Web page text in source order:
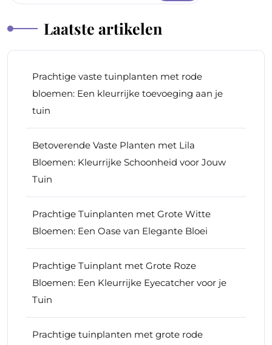
Laatste artikelen
Prachtige vaste tuinplanten met rode
bloemen: Een kleurrijke toevoeging aan je
tuin
Betoverende Vaste Planten met Lila
Bloemen: Kleurrijke Schoonheid voor Jouw
Tuin
Prachtige Tuinplanten met Grote Witte
Bloemen: Een Oase van Elegante Bloei
Prachtige Tuinplant met Grote Roze
Bloemen: Een Kleurrijke Eyecatcher voor je
Tuin
Prachtige tuinplanten met grote rode